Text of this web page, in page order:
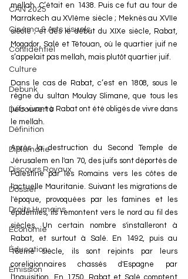
CAN 2025
Cinéma & Arts visuels
Confidentiel
Culture
Debunk
Découverte
Définition
Diplomatie
Discours Royaux
Dossier
Droits Humains
Économie
Éducation
Émission
mellah. C’était en 1438. Puis ce fut au tour de
Marrakech au XVIème siècle ; Meknès au XVIIe
siècle ; et dès le début du XIXe siècle, Rabat,
Mogador, Salé et Tétouan, où le quartier juif ne
s’appelait pas mellah, mais plutôt quartier juif.
Dans le cas de Rabat, c’est en 1808, sous le
règne du sultan Moulay Slimane, que tous les
juifs vivant à Rabat ont été obligés de vivre dans
le mellah.
Après la destruction du Second Temple de
Jérusalem en l'an 70, des juifs sont déportés de
Palestine par les Romains vers les côtes de
l'actuelle Mauritanie. Suivant les migrations de
l'époque, provoquées par les famines et les
épidémies, ils remontent vers le nord au fil des
siècles. Un certain nombre s'installeront à
Rabat, et surtout à Salé. En 1492, puis au
16ème siècle, ils sont rejoints par leurs
coreligionnaires chassés d'Espagne par
l'Inquisition. En 1750, Rabat et Salé comptent